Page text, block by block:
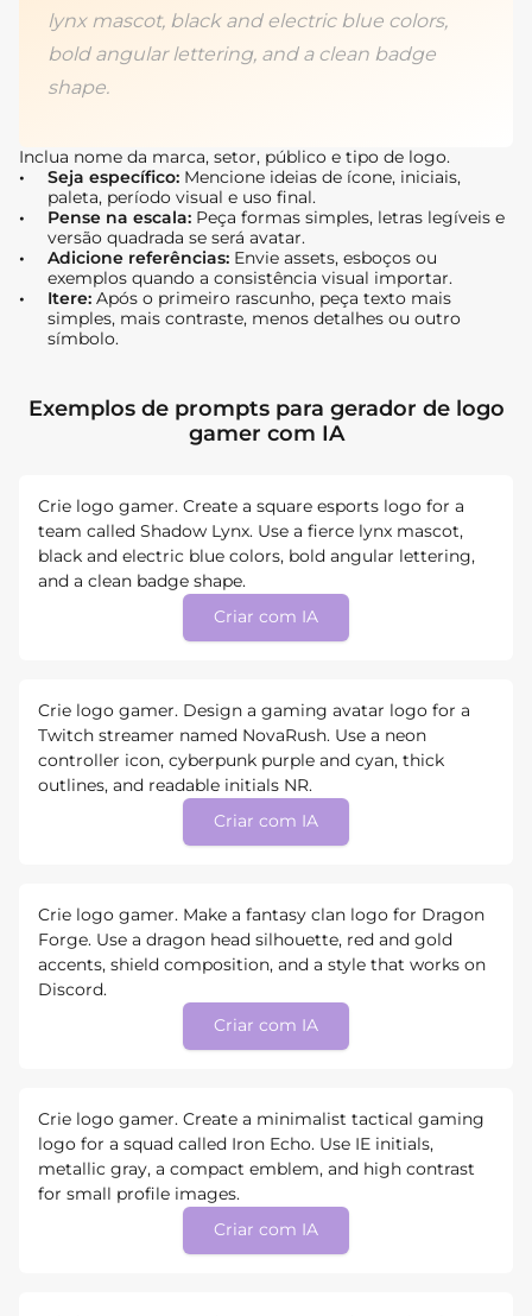
lynx mascot, black and electric blue colors,
bold angular lettering, and a clean badge
shape.
Inclua nome da marca, setor, público e tipo de logo.
Seja específico: Mencione ideias de ícone, iniciais,
paleta, período visual e uso final.
Pense na escala: Peça formas simples, letras legíveis e
versão quadrada se será avatar.
Adicione referências: Envie assets, esboços ou
exemplos quando a consistência visual importar.
Itere: Após o primeiro rascunho, peça texto mais
simples, mais contraste, menos detalhes ou outro
símbolo.
Exemplos de prompts para gerador de logo
gamer com IA
Crie logo gamer. Create a square esports logo for a
team called Shadow Lynx. Use a fierce lynx mascot,
black and electric blue colors, bold angular lettering,
and a clean badge shape.
Criar com IA
Crie logo gamer. Design a gaming avatar logo for a
Twitch streamer named NovaRush. Use a neon
controller icon, cyberpunk purple and cyan, thick
outlines, and readable initials NR.
Criar com IA
Crie logo gamer. Make a fantasy clan logo for Dragon
Forge. Use a dragon head silhouette, red and gold
accents, shield composition, and a style that works on
Discord.
Criar com IA
Crie logo gamer. Create a minimalist tactical gaming
logo for a squad called Iron Echo. Use IE initials,
metallic gray, a compact emblem, and high contrast
for small profile images.
Criar com IA